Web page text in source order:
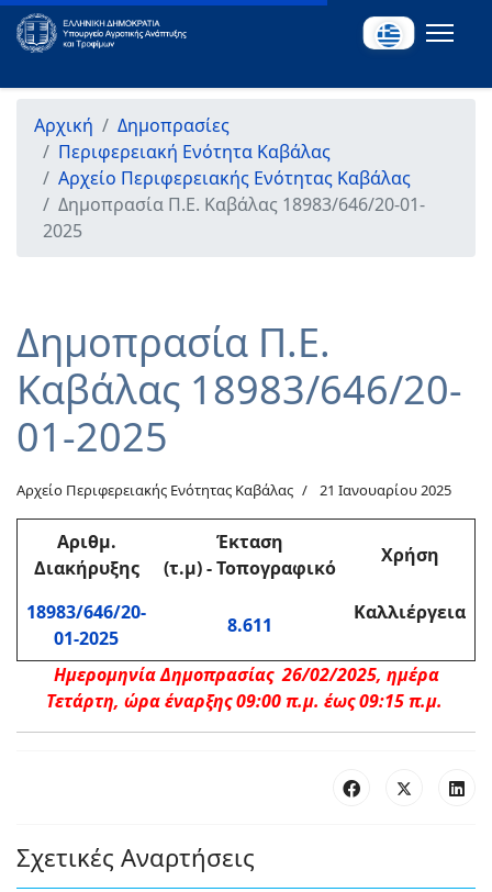
Αρχική
Δημοπρασίες
Περιφερειακή Ενότητα Καβάλας
Αρχείο Περιφερειακής Ενότητας Καβάλας
Δημοπρασία Π.Ε. Καβάλας 18983/646/20-01-
2025
Δημοπρασία Π.Ε.
Καβάλας 18983/646/20-
01-2025
Αρχείο Περιφερειακής Ενότητας Καβάλας 21 Ιανουαρίου 2025
Αριθμ.
Διακήρυξης
Έκταση
(τ.μ)-Τοπογραφικό
Χρήση
18983/646/20-
01-2025
8.611
Καλλιέργεια
Ημερομηνία Δημοπρασίας 26/02/2025, ημέρα
Τετάρτη, ώρα έναρξης 09:00 π.μ. έως 09:15 π.μ.
Σχετικές Αναρτήσεις